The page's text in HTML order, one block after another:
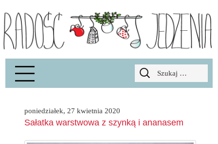
Radość Jedzenia – blog kulinarny
Szukaj:
poniedziałek, 27 kwietnia 2020
Sałatka warstwowa z szynką i ananasem